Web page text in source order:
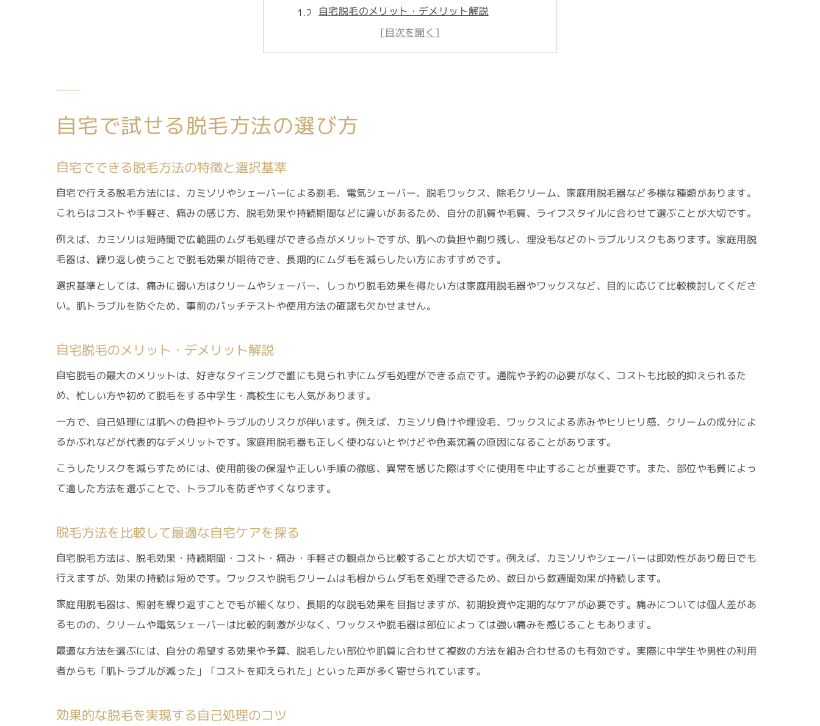
自宅脱毛のメリット・デメリット解説
脱毛方法を比較して最適な自宅ケアを探る
効果的な脱毛を実現する自己処理のコツ
脱毛方法ごとの効果と痛みの違いを解説
痛みが少ない脱毛方法を選ぶコツ
脱毛方法比較で知る本当におすすめの手法
中学生にも安心な脱毛方法を解説
中学生の肌に優しい脱毛方法の選び方
脱毛方法中学生向け安全な自己処理法
親子で考える脱毛のタイミングと注意点
ムダ毛処理におすすめの脱毛手法
ムダ毛処理に最適な脱毛方法の選び方
脱毛方法おすすめ手法の特徴を解説
自己処理とサロン脱毛の効果を比較
脱毛方法比較で自分に合う手法を発見
肌トラブルを防ぐおすすめ脱毛方法のコツ
それぞれの脱毛方法の効果と痛みの差
脱毛方法ワックスと医療の適した利用場面
医療脱毛方法のメリット・デメリット解説
ワックス脱毛方法の特徴と安全な使い方
脱毛効果を高めるためのポイント
脱毛方法で効果を最大限に引き出すコツ
自宅で試せる脱毛方法の選び方
自宅でできる脱毛方法の特徴と選択基準
自宅で行える脱毛方法には、カミソリやシェーバーによる剃毛、電気シェーバー、脱毛ワックス、除毛クリーム、家庭用脱毛器など多様な種類があります。
これらはコストや手軽さ、痛みの感じ方、脱毛効果や持続期間などに違いがあるため、自分の肌質や毛質、ライフスタイルに合わせて選ぶことが大切です。
例えば、カミソリは短時間で広範囲のムダ毛処理ができる点がメリットですが、肌への負担や剃り残し、埋没毛などのトラブルリスクもあります。家庭用脱
毛器は、繰り返し使うことで脱毛効果が期待でき、長期的にムダ毛を減らしたい方におすすめです。
選択基準としては、痛みに弱い方はクリームやシェーバー、しっかり脱毛効果を得たい方は家庭用脱毛器やワックスなど、目的に応じて比較検討してくださ
い。肌トラブルを防ぐため、事前のパッチテストや使用方法の確認も欠かせません。
自宅脱毛のメリット・デメリット解説
自宅脱毛の最大のメリットは、好きなタイミングで誰にも見られずにムダ毛処理ができる点です。通院や予約の必要がなく、コストも比較的抑えられるた
め、忙しい方や初めて脱毛をする中学生・高校生にも人気があります。
一方で、自己処理には肌への負担やトラブルのリスクが伴います。例えば、カミソリ負けや埋没毛、ワックスによる赤みやヒリヒリ感、クリームの成分によ
るかぶれなどが代表的なデメリットです。家庭用脱毛器も正しく使わないとやけどや色素沈着の原因になることがあります。
こうしたリスクを減らすためには、使用前後の保湿や正しい手順の徹底、異常を感じた際はすぐに使用を中止することが重要です。また、部位や毛質によっ
て適した方法を選ぶことで、トラブルを防ぎやすくなります。
脱毛方法を比較して最適な自宅ケアを探る
自宅脱毛方法は、脱毛効果・持続期間・コスト・痛み・手軽さの観点から比較することが大切です。例えば、カミソリやシェーバーは即効性があり毎日でも
行えますが、効果の持続は短めです。ワックスや脱毛クリームは毛根からムダ毛を処理できるため、数日から数週間効果が持続します。
家庭用脱毛器は、照射を繰り返すことで毛が細くなり、長期的な脱毛効果を目指せますが、初期投資や定期的なケアが必要です。痛みについては個人差があ
るものの、クリームや電気シェーバーは比較的刺激が少なく、ワックスや脱毛器は部位によっては強い痛みを感じることもあります。
最適な方法を選ぶには、自分の希望する効果や予算、脱毛したい部位や肌質に合わせて複数の方法を組み合わせるのも有効です。実際に中学生や男性の利用
者からも「肌トラブルが減った」「コストを抑えられた」といった声が多く寄せられています。
効果的な脱毛を実現する自己処理のコツ